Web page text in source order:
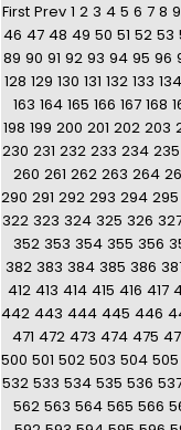
First Prev 1 2 3 4 5 6 7 8 9
46 47 48 49 50 51 52 53
89 90 91 92 93 94 95 96
128 129 130 131 132 133 134
163 164 165 166 167 168
198 199 200 201 202 203
230 231 232 233 234 235
260 261 262 263 264
290 291 292 293 294 295
322 323 324 325 326
352 353 354 355 356
382 383 384 385 386
412 413 414 415 416 417
442 443 444 445 446
471 472 473 474 475
500 501 502 503 504 505
532 533 534 535 536
562 563 564 565 566